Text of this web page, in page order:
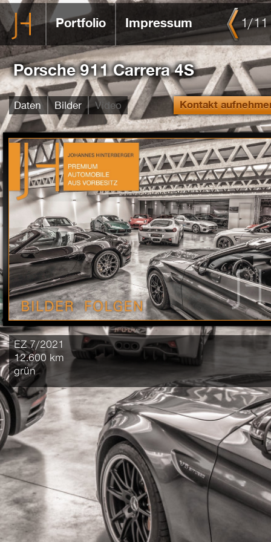
Portfolio Impressum 1/11
Porsche 911 Carrera 4S
Daten Bilder Video Kontakt
EZ 7/2021
12.600 km
grün